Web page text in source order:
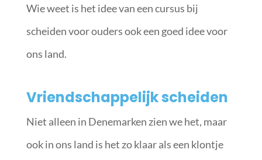
Wie weet is het idee van een cursus bij
scheiden voor ouders ook een goed idee voor
ons land.
Vriendschappelijk scheiden
Niet alleen in Denemarken zien we het, maar
ook in ons land is het zo klaar als een klontje